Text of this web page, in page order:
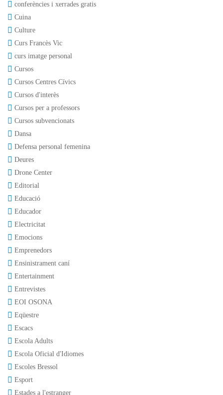
conferències i xerrades gratis
Cuina
Culture
Curs Francès Vic
curs imatge personal
Cursos
Cursos Centres Cívics
Cursos d'interès
Cursos per a professors
Cursos subvencionats
Dansa
Defensa personal femenina
Deures
Drone Center
Editorial
Educació
Educador
Electricitat
Emocions
Emprenedors
Ensinistrament caní
Entertainment
Entrevistes
EOI OSONA
Eqüestre
Escacs
Escola Adults
Escola Oficial d'Idiomes
Escoles Bressol
Esport
Estades a l'estranger